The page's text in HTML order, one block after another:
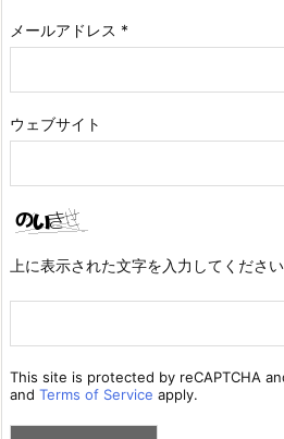
メールアドレス *
ウェブサイト
上に表示された文字を入力してください
This site is protected by reCAPTCHA
and Terms of Service apply.